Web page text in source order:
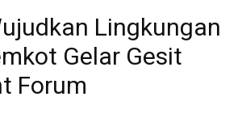
Lingkungan
Gelar Gesit
Forum